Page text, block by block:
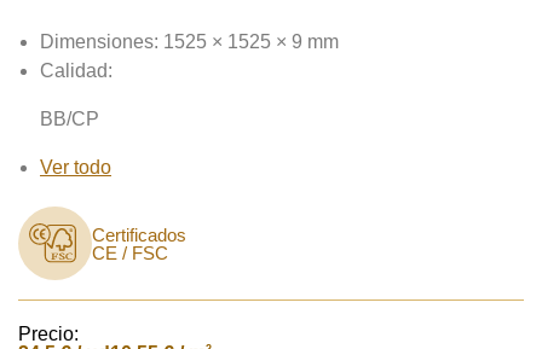
Dimensiones: 1525 × 1525 × 9 mm
Calidad:
BB/CP
Ver todo
Certificados
CE / FSC
Precio: